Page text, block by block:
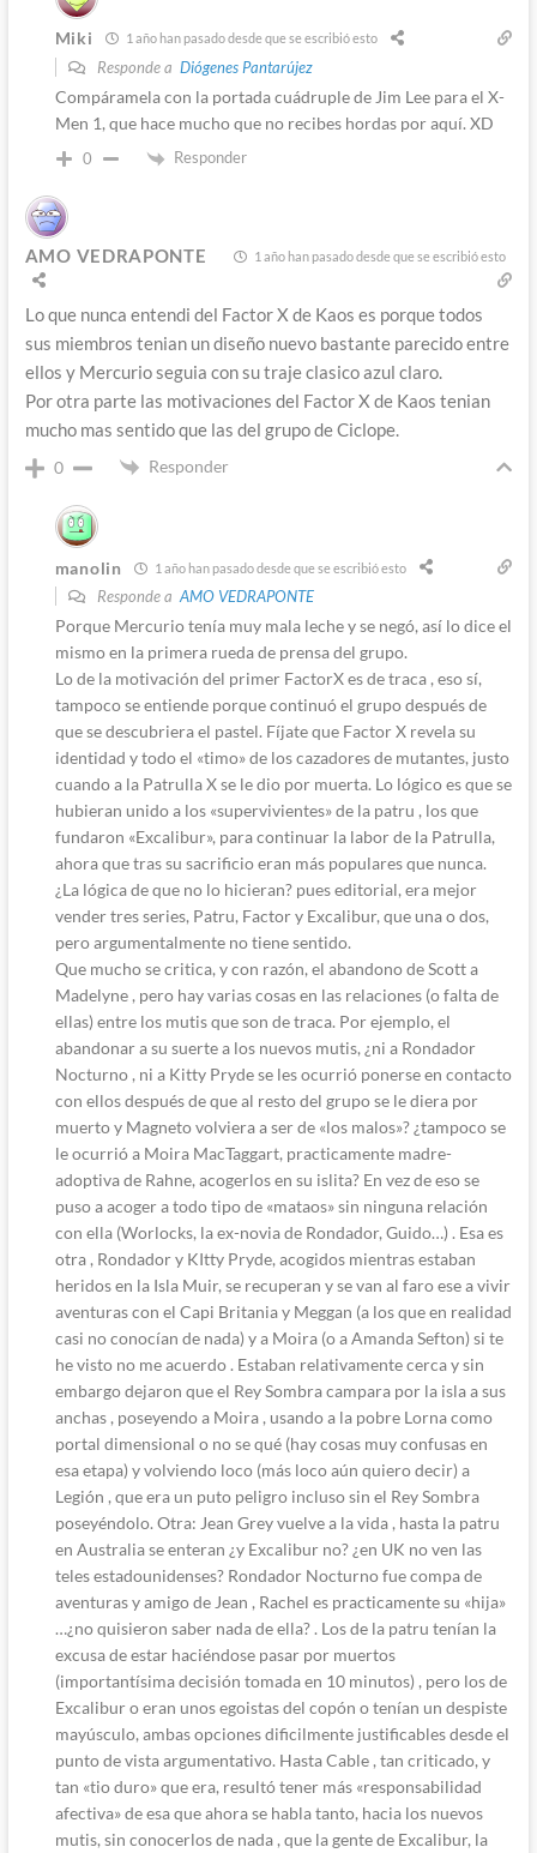
Miki 1 año han pasado desde que se escribió esto
Responde a Diógenes Pantarújez
Compáramela con la portada cuádruple de Jim Lee para el X-
Men 1, que hace mucho que no recibes hordas por aquí. XD
0 Responder
AMO VEDRAPONTE 1 año han pasado desde que se escribió esto
Lo que nunca entendi del Factor X de Kaos es porque todos
sus miembros tenian un diseño nuevo bastante parecido entre
ellos y Mercurio seguia con su traje clasico azul claro.
Por otra parte las motivaciones del Factor X de Kaos tenian
mucho mas sentido que las del grupo de Ciclope.
0 Responder
manolin 1 año han pasado desde que se escribió esto
Responde a AMO VEDRAPONTE
Porque Mercurio tenía muy mala leche y se negó, así lo dice el
mismo en la primera rueda de prensa del grupo.
Lo de la motivación del primer FactorX es de traca , eso sí,
tampoco se entiende porque continuó el grupo después de
que se descubriera el pastel. Fíjate que Factor X revela su
identidad y todo el «timo» de los cazadores de mutantes, justo
cuando a la Patrulla X se le dio por muerta. Lo lógico es que se
hubieran unido a los «supervivientes» de la patru , los que
fundaron «Excalibur», para continuar la labor de la Patrulla,
ahora que tras su sacrificio eran más populares que nunca.
¿La lógica de que no lo hicieran? pues editorial, era mejor
vender tres series, Patru, Factor y Excalibur, que una o dos,
pero argumentalmente no tiene sentido.
Que mucho se critica, y con razón, el abandono de Scott a
Madelyne , pero hay varias cosas en las relaciones (o falta de
ellas) entre los mutis que son de traca. Por ejemplo, el
abandonar a su suerte a los nuevos mutis, ¿ni a Rondador
Nocturno , ni a Kitty Pryde se les ocurrió ponerse en contacto
con ellos después de que al resto del grupo se le diera por
muerto y Magneto volviera a ser de «los malos»? ¿tampoco se
le ocurrió a Moira MacTaggart, practicamente madre-
adoptiva de Rahne, acogerlos en su islita? En vez de eso se
puso a acoger a todo tipo de «mataos» sin ninguna relación
con ella (Worlocks, la ex-novia de Rondador, Guido…) . Esa es
otra , Rondador y KItty Pryde, acogidos mientras estaban
heridos en la Isla Muir, se recuperan y se van al faro ese a vivir
aventuras con el Capi Britania y Meggan (a los que en realidad
casi no conocían de nada) y a Moira (o a Amanda Sefton) si te
he visto no me acuerdo . Estaban relativamente cerca y sin
embargo dejaron que el Rey Sombra campara por la isla a sus
anchas , poseyendo a Moira , usando a la pobre Lorna como
portal dimensional o no se qué (hay cosas muy confusas en
esa etapa) y volviendo loco (más loco aún quiero decir) a
Legión , que era un puto peligro incluso sin el Rey Sombra
poseyéndolo. Otra: Jean Grey vuelve a la vida , hasta la patru
en Australia se enteran ¿y Excalibur no? ¿en UK no ven las
teles estadounidenses? Rondador Nocturno fue compa de
aventuras y amigo de Jean , Rachel es practicamente su «hija»
…¿no quisieron saber nada de ella? . Los de la patru tenían la
excusa de estar haciéndose pasar por muertos
(importantísima decisión tomada en 10 minutos) , pero los de
Excalibur o eran unos egoistas del copón o tenían un despiste
mayúsculo, ambas opciones dificilmente justificables desde el
punto de vista argumentativo. Hasta Cable , tan criticado, y
tan «tio duro» que era, resultó tener más «responsabilidad
afectiva» de esa que ahora se habla tanto, hacia los nuevos
mutis, sin conocerlos de nada , que la gente de Excalibur, la